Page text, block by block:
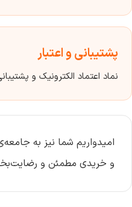
پشتیبانی و اعتبار
نماد اعتماد الکترونیک و
امیدواریم شما نیز به
و خریدی مطمئن و